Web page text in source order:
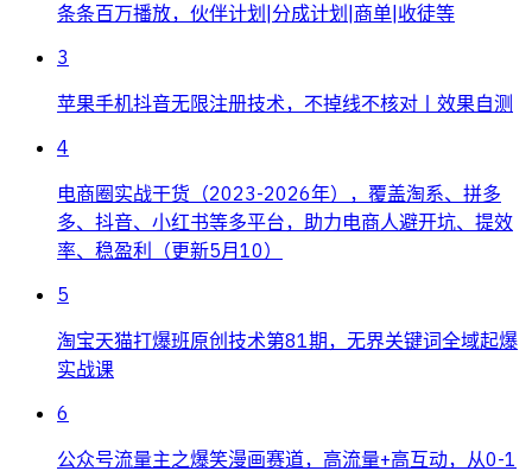
条条百万播放，伙伴计划|分成计划|商单|收徒等
3
苹果手机抖音无限注册技术，不掉线不核对丨效果自测
4
电商圈实战干货（2023-2026年），覆盖淘系、拼多
多、抖音、小红书等多平台，助力电商人避开坑、提效
率、稳盈利（更新5月10）
5
淘宝天猫打爆班原创技术第81期，无界关键词全域起爆
实战课
6
公众号流量主之爆笑漫画赛道，高流量+高互动，从0-1